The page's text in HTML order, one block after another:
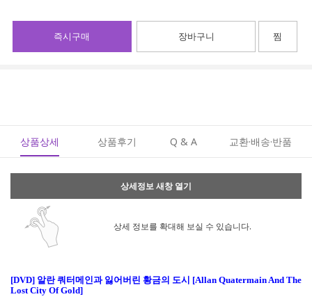
장바구니
즉시구매 찜
상품상세 상품후기 Q & A 교환·배송·반품
상세정보 새창 열기
상세 정보를 확대해 보실 수 있습니다.
[DVD] 알란 쿼터메인과 잃어버린 황금의 도시 [Allan Quatermain And The
Lost City Of Gold]